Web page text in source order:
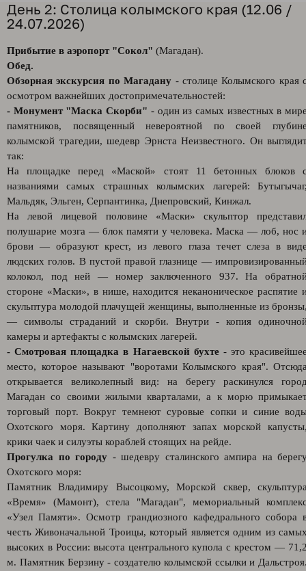
День 2: Столица колымского края (12.06 /
24.07.2026)
Прибытие в аэропорт "Сокол" (Магадан).
Обед.
Обзорная экскурсия по Магадану - столице Колымского края
осмотром важнейших достопримечательностей:
- Монумент "Маска Скорби" - один из самых известных в
памятников, посвященный невероятной по своей
колымской трагедии, шедевр Эрнста Неизвестного. Он
так:
На площадке перед «Маской» стоят 11 бетонных блоков
названиями самых страшных колымских лагерей:
Мальдяк, Эльген, Серпантинка, Днепровский, Кинжал.
На левой лицевой половине «Маски» скульптор
полушарие мозга — блок памяти у человека. Маска — лоб, нос
брови — образуют крест, из левого глаза течет слеза в
людских голов. В пустой правой глазнице —
колокол, под ней — номер заключенного 937. На
стороне «Маски», в нише, находится неканоническое распятие
скульптура молодой плачущей женщины, выполненные из
— символы страданий и скорби. Внутри - копия
камеры и артефакты с колымских лагерей.
- Смотровая площадка в Нагаевской бухте- это
место, которое называют "воротами Колымского края".
открывается великолепный вид: на берегу раскинулся
Магадан со своими жилыми кварталами, а к морю
торговый порт. Вокруг темнеют суровые сопки и синие
Охотского моря. Картину дополняют запах морской
крики чаек и силуэты кораблей стоящих на рейде.
Прогулка по городу - шедевру сталинского ампира на
Охотского моря:
Памятник Владимиру Высоцкому, Морской сквер,
«Время» (Мамонт), стела "Магадан", мемориальный
«Узел Памяти». Осмотр грандиозного кафедрального собора
честь Живоначальной Троицы, который является одним из
высоких в России: высота центрального купола с крестом —
м. Памятник Берзину - создателю колымской ссылки и